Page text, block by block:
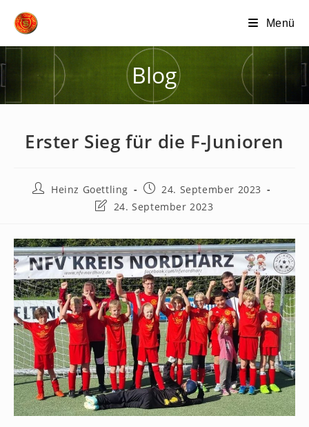
Inhalt
Menü
Blog
Erster Sieg für die F-Junioren
Beitrags-
Heinz Goettling
Beitrag
veröffentlicht:
24. September 2023
Beitrag
am:
24. September 2023